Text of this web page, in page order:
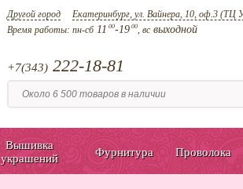
Другой город Екатеринбург, ул. Вайнера, 10, оф.3 (ТЦ
Время работы: пн-сб11 00-19 00, всвыходной
+7(343) 222-18-81
Вышивка
украшений
Фурнитура Проволока